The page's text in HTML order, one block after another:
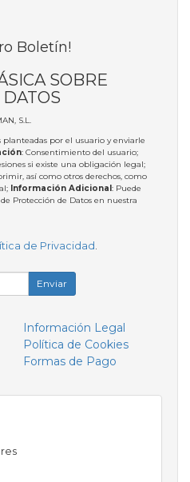
Boletín!
SOBRE
S.L.
planteadas por el usuario y enviarle
: Consentimiento del usuario;
si existe una obligación legal;
así como otros derechos, como
Información Adicional: Puede
Protección de Datos en nuestra
de Privacidad
Enviar
Información Legal
Política de Cookies
Formas de Pago